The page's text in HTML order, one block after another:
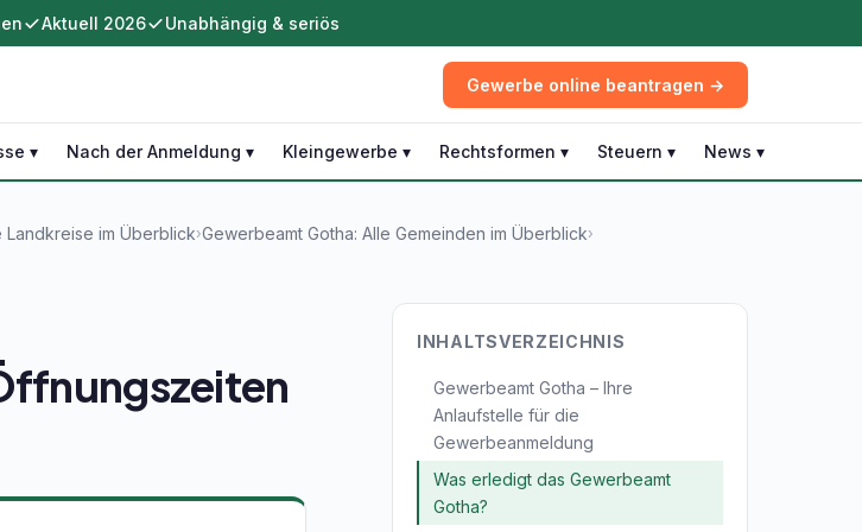
Aktuell 2026 Unabhängig & seriös
Gewerbe online beantragen →
▾ Nach der Anmeldung ▾ Kleingewerbe ▾ Rechtsformen ▾ Steuern ▾ News ▾
Landkreise im Überblick›Gewerbeamt Gotha: Alle Gemeinden im Überblick›
INHALTSVERZEICHNIS
Gewerbeamt Gotha – Ihre
Anlaufstelle für die
Gewerbeanmeldung
Was erledigt das Gewerbeamt
Gotha?